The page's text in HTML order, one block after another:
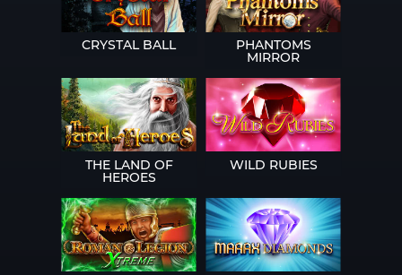
CRYSTAL BALL PHANTOMS
MIRROR
THE LAND OF
HEROES
WILD RUBIES